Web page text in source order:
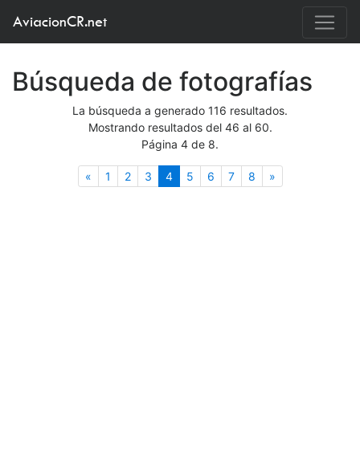
AviacionCR.net
Búsqueda de fotografías
La búsqueda a generado 116 resultados.
Mostrando resultados del 46 al 60.
Página 4 de 8.
«Anterior
1 2 3 4(actual)
5 6 7 8 »Siguiente